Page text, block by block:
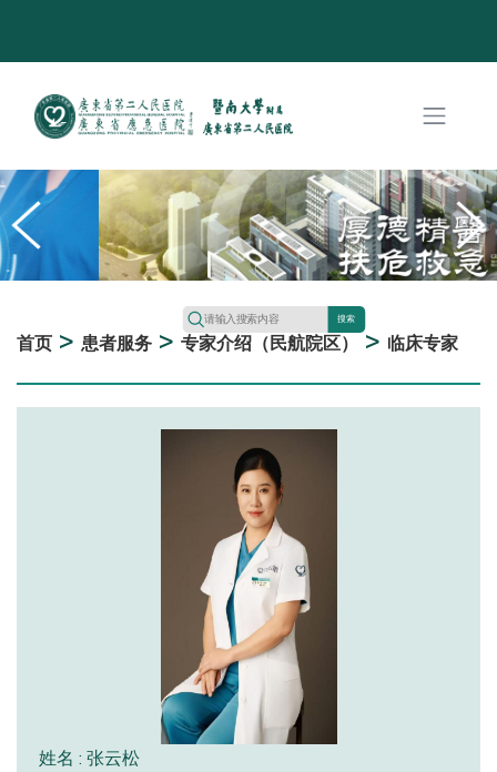
搜索
首页 > 患者服务 > 专家介绍（民航院区） > 临床专家
姓名 : 张云松